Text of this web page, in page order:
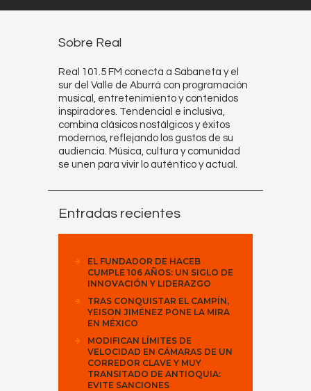
Sobre Real
Real 101.5 FM conecta a Sabaneta y el
sur del Valle de Aburrá con programación
musical, entretenimiento y contenidos
inspiradores. Tendencial e inclusiva,
combina clásicos nostálgicos y éxitos
modernos, reflejando los gustos de su
audiencia. Música, cultura y comunidad
se unen para vivir lo auténtico y actual.
Entradas recientes
EL FUNDADOR DE HACEB
CUMPLE 106 AÑOS: UN SIGLO DE
INNOVACIÓN Y LIDERAZGO
TRAS CONQUISTAR EL CAMPÍN,
YEISON JIMÉNEZ PONE LA MIRA
EN MÉXICO
MODIFICAN LÍMITES DE
VELOCIDAD EN CÁMARAS DE UN
CORREDOR CLAVE Y MUY
TRANSITADO DE ANTIOQUIA:
EVITE SANCIONES